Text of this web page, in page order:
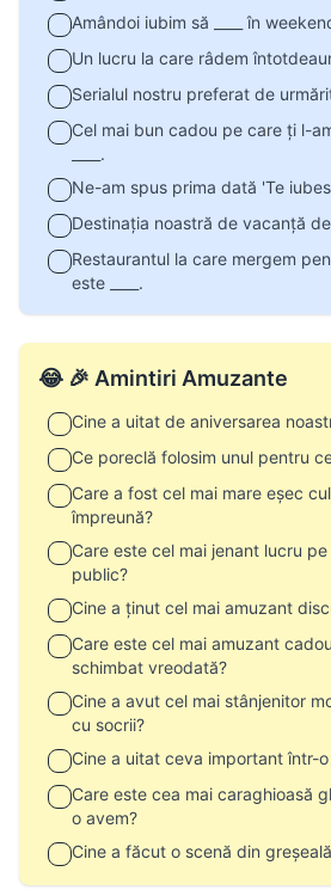
Amândoi iubim să ____ în
Un lucru la care râdem
Serialul nostru preferat de
Cel mai bun cadou pe care ți l-
____.
Ne-am spus prima dată 'Te
Destinația noastră de vacanță de
Restaurantul la care mergem
este ____.
😂 🎉 Amintiri Amuzante
Cine a uitat de aniversarea
Ce poreclă folosim unul pentru
Care a fost cel mai mare eșec
împreună?
Care este cel mai jenant lucru
public?
Cine a ținut cel mai amuzant
Care este cel mai amuzant
schimbat vreodată?
Cine a avut cel mai stânjenitor
cu socrii?
Cine a uitat ceva important într-
Care este cea mai caraghioasă
o avem?
Cine a făcut o scenă din